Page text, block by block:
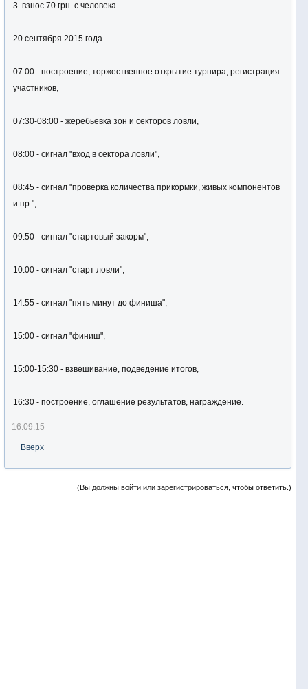
3. взнос 70 грн. с человека.
20 сентября 2015 года.
07:00 - построение, торжественное открытие турнира, регистрация
участников,
07:30-08:00 - жеребьевка зон и секторов ловли,
08:00 - сигнал "вход в сектора ловли",
08:45 - сигнал "проверка количества прикормки, живых компонентов
и пр.",
09:50 - сигнал "стартовый закорм",
10:00 - сигнал "старт ловли",
14:55 - сигнал "пять минут до финиша",
15:00 - сигнал "финиш",
15:00-15:30 - взвешивание, подведение итогов,
16:30 - построение, оглашение результатов, награждение.
16.09.15
Вверх
(Вы должны войти или зарегистрироваться, чтобы ответить.)